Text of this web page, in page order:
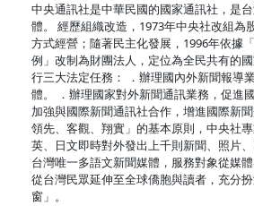
中央通訊社是中華民國的國家通訊社，是
體。 經歷組織改造，1973年中央社改組為
方式經營；隨著民主化發展，1996年依據
例」改制為財團法人，定位為全民共有的
行三大法定任務： ．辦理國內外新聞報導
體。 ．辦理國家對外新聞通訊業務，促進
加強與國際新聞通訊社合作，增進國際新聞
領先、客觀、翔實」的基本原則，中央社專
英、日文即時對外發出上千則新聞、照片
台灣唯一多語文新聞媒體，服務對象從媒
從台灣民眾延伸至全球僑胞與讀者，充分
窗」。